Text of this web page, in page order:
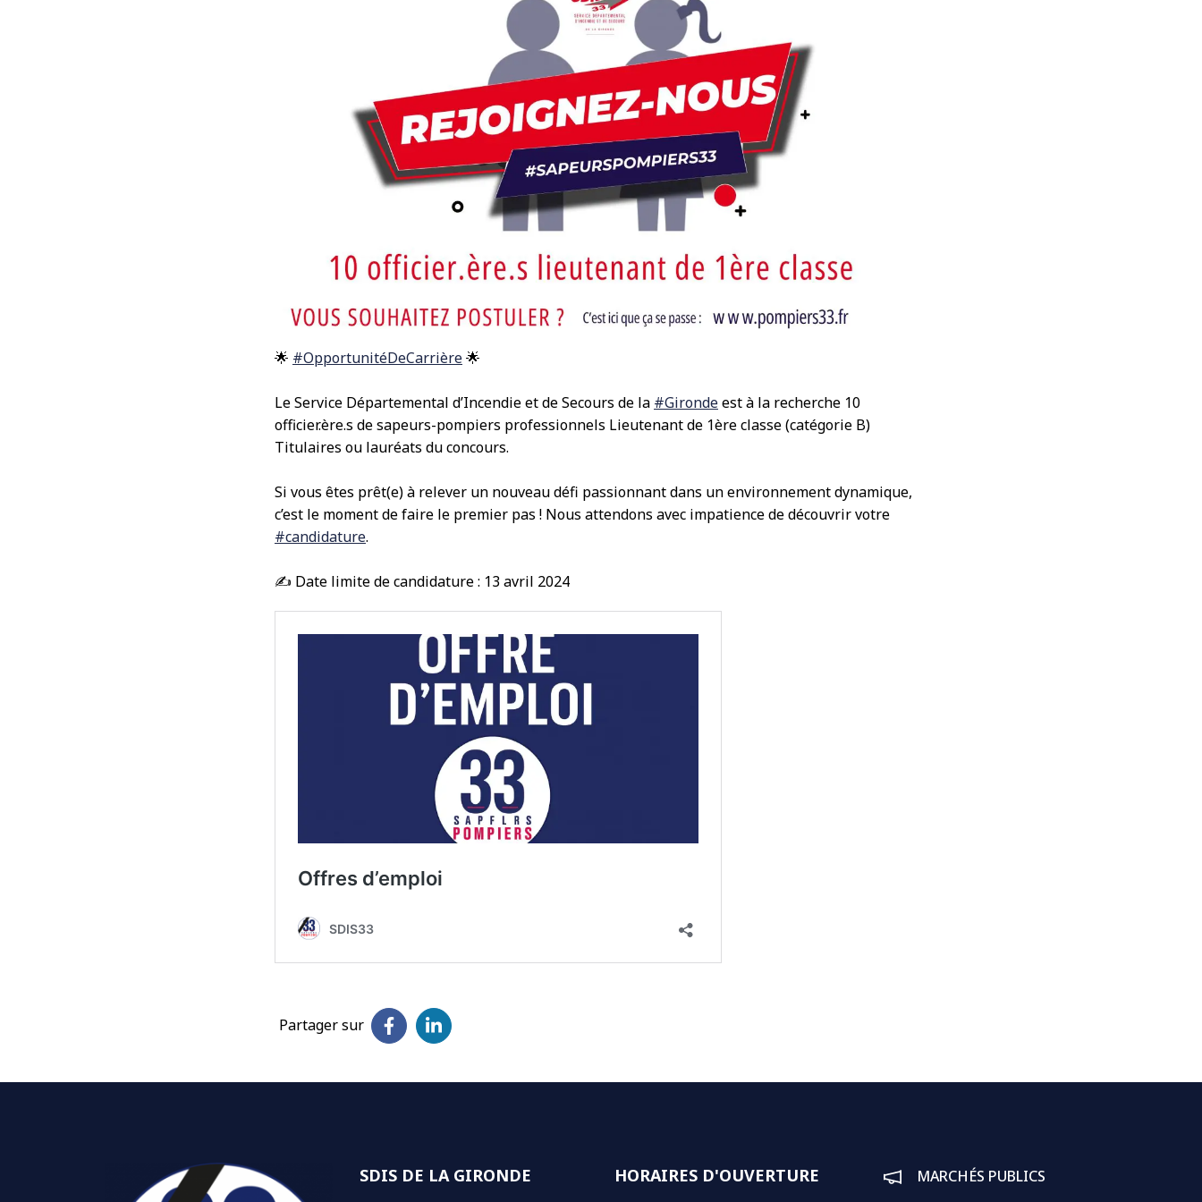
🌟 #OpportunitéDeCarrière🌟
Le Service Départemental d’Incendie et de Secours de la #Girondeest à la recherche 10
officier.ère.s de sapeurs-pompiers professionnels Lieutenant de 1ère classe (catégorie B)
Titulaires ou lauréats du concours.
Si vous êtes prêt(e) à relever un nouveau défi passionnant dans un environnement dynamique,
c’est le moment de faire le premier pas ! Nous attendons avec impatience de découvrir votre
#candidature.
✍️ Date limite de candidature : 13 avril 2024
Partager sur Partager sur LinkedIn
(ouverture dans un nouvel onglet)
SDIS DE LA GIRONDE HORAIRES D'OUVERTURE MARCHÉS PUBLICS